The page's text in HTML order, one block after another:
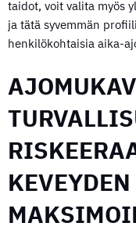
taidot, voit valita myös
ja tätä syvemmän
henkilökohtaisia aika-
KEVEYDEN